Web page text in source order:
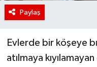
Paylaş
Evlerde bir köşeye
atılmaya